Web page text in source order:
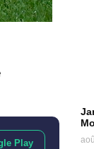
Play